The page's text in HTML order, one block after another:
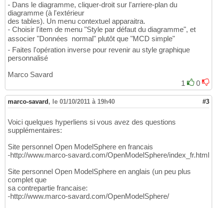
- Dans le diagramme, cliquer-droit sur l'arriere-plan du
diagramme (à l'extérieur
des tables). Un menu contextuel apparaitra.
- Choisir l'item de menu "Style par défaut du diagramme", et
associer "Données  normal" plutôt que "MCD simple"
- Faites l'opération inverse pour revenir au style graphique
personnalisé
Marco Savard
1
0
marco-savard , le 01/10/2011 à 19h40 #3
Voici quelques hyperliens si vous avez des questions
supplémentaires:
Site personnel Open ModelSphere en francais
-http://www.marco-savard.com/OpenModelSphere/index_fr.html
Site personnel Open ModelSphere en anglais (un peu plus
complet que
sa contrepartie francaise:
-http://www.marco-savard.com/OpenModelSphere/